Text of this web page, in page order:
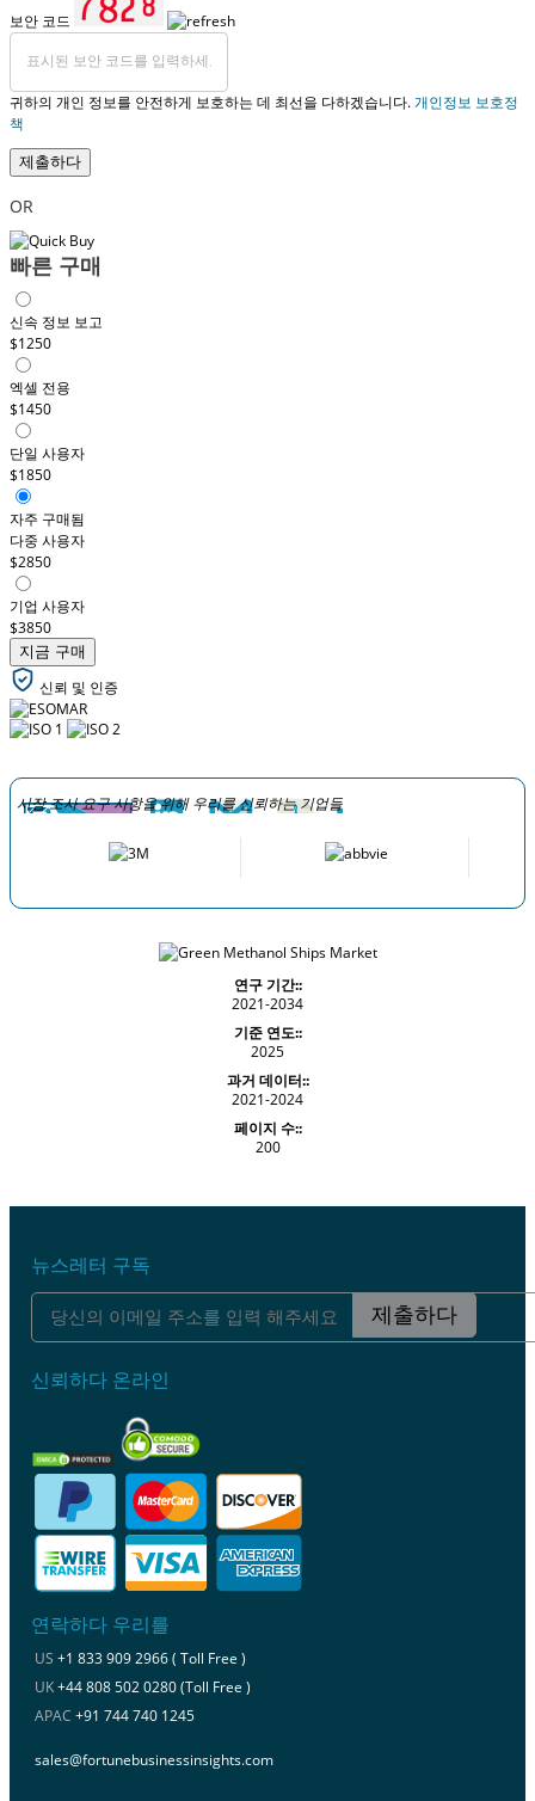
보안 코드
귀하의 개인 정보를 안전하게 보호하는 데 최선을 다하겠습니다.개인정보 보호정
책
제출하다
OR
빠른 구매
신속 정보 보고
$1250
엑셀 전용
$1450
단일 사용자
$1850
자주 구매됨
다중 사용자
$2850
기업 사용자
$3850
지금 구매
신뢰 및 인증
시장 조사 요구 사항을 위해 우리를 신뢰하는 기업들
연구 기간::
2021-2034
기준 연도::
2025
과거 데이터::
2021-2024
페이지 수::
200
뉴스레터 구독
제출하다
신뢰하다 온라인
연락하다 우리를
US +1 833 909 2966 ( Toll Free )
UK+44 808 502 0280 (Toll Free )
APAC +91 744 740 1245
sales@fortunebusinessinsights.com